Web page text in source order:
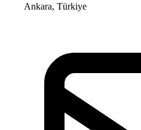
Ankara, Türkiye